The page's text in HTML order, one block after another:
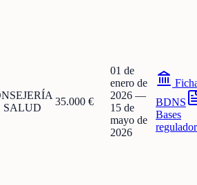
SALUD
35.000 €
01 de
enero de
2026 —
15 de
mayo de
2026
BDNS
Bases